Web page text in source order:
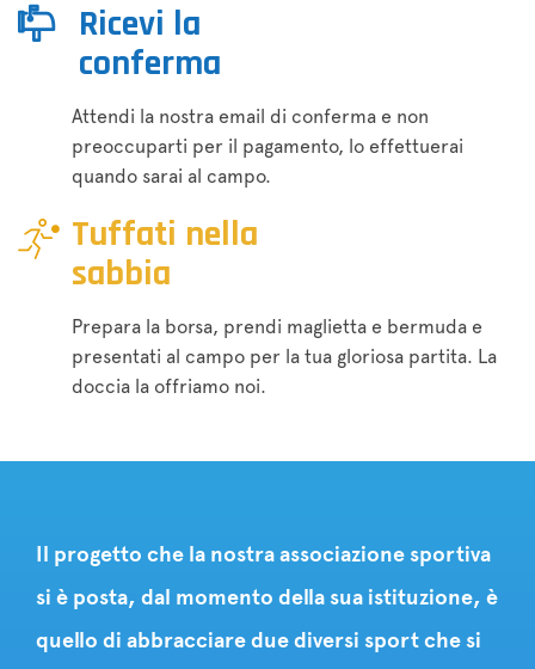
Ricevi la
conferma
Attendi la nostra email di conferma e non
preoccuparti per il pagamento, lo effettuerai
quando sarai al campo.
Tuffati nella
sabbia
Prepara la borsa, prendi maglietta e bermuda e
presentati al campo per la tua gloriosa partita. La
doccia la offriamo noi.
Il progetto che la nostra associazione sportiva
si è posta, dal momento della sua istituzione, è
quello di abbracciare due diversi sport che si